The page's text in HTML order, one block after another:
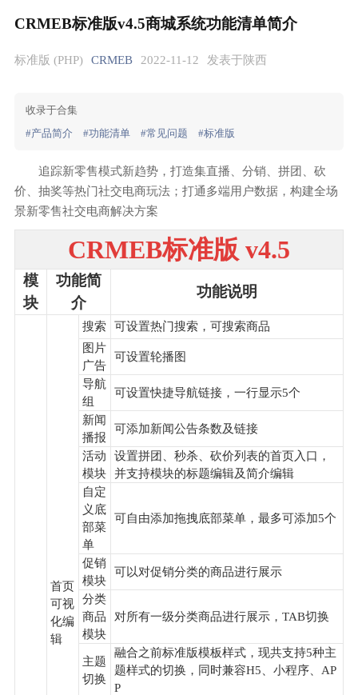
CRMEB标准版v4.5商城系统功能清单简介
标准版 (PHP) CRMEB 2022-11-12 发表于陕西
收录于合集
#产品简介
#功能清单 #常见问题 #标准版
追踪新零售模式新趋势，打造集直播、分销、拼团、砍
价、抽奖等热门社交电商玩法；打通多端用户数据，构建全场
景新零售社交电商解决方案
CRMEB标准版 v4.5
模
块
功能简
介
功能说明
首页
可视
化编
辑
搜索
可设置热门搜索，可搜索商品
图片
广告
可设置轮播图
导航
组
可设置快捷导航链接，一行显示5个
新闻
播报
可添加新闻公告条数及链接
活动
模块
设置拼团、秒杀、砍价列表的首页入口，
并支持模块的标题编辑及简介编辑
自定
义底
部菜
单
可自由添加拖拽底部菜单，最多可添加5个
促销
模块
可以对促销分类的商品进行展示
分类
商品
模块
对所有一级分类商品进行展示，TAB切换
主题
切换
融合之前标准版模板样式，现共支持5种主
题样式的切换，同时兼容H5、小程序、AP
P